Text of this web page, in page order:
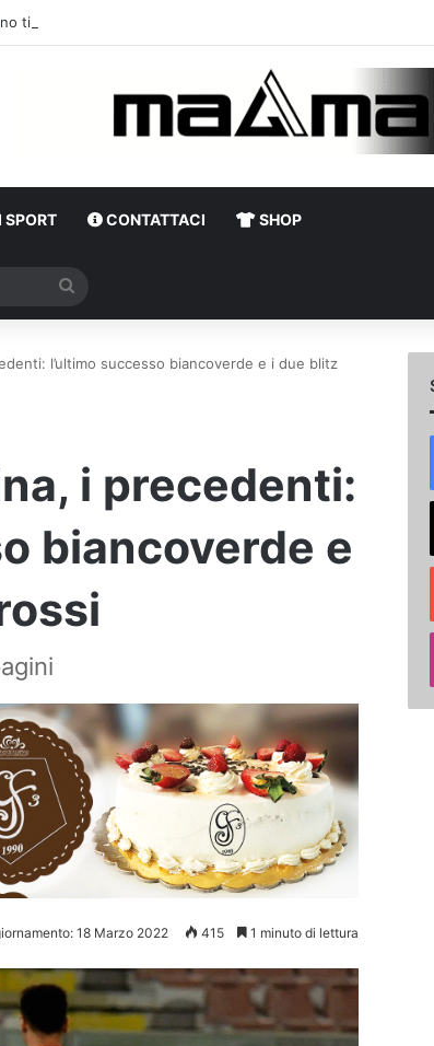
SPORT CONTATTACI SHOP
l’ultimo successo biancoverde e i due blitz
i precedenti:
biancoverde e
18 Marzo 2022 415 1 minuto di lettura